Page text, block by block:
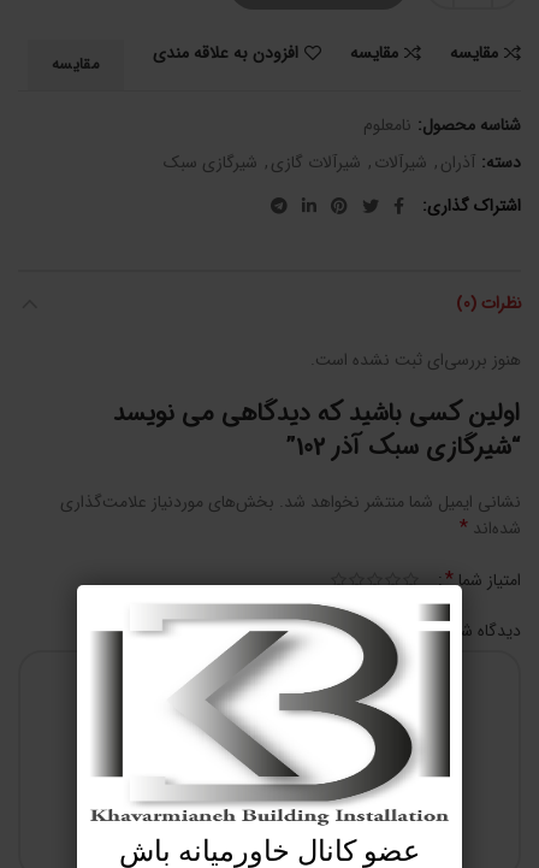
مقایسه مقایسه افزودن به علاقه مندی مقایسه
شناسه محصول: نامعلوم
دسته: آذران, شیرآلات, شیرآلات گازی, شیرگازی سبک
اشتراک گذاری
نظرات (0)
هنوز بررسی‌ای ثبت نشده است.
اولین کسی باشید که دیدگاهی می نویسد
“شیرگازی سبک آذر 102”
نشانی ایمیل شما منتشر نخواهد شد. بخش‌های موردنیاز علامت‌گذاری
شده‌اند *
امتیاز شما*
دیدگاه شما*
عضو کانال خاورمیانه باش